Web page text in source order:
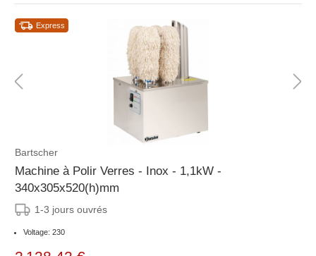
Express
Bartscher
Machine à Polir Verres - Inox - 1,1kW -
340x305x520(h)mm
1-3 jours ouvrés
Voltage: 230